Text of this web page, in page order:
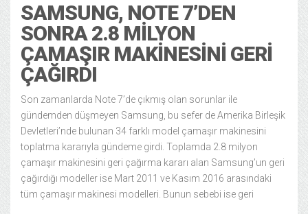
SAMSUNG, NOTE 7’DEN
SONRA 2.8 MILYON
ÇAMAŞIR MAKINESINI GERI
ÇAĞIRDI
Son zamanlarda Note 7’de çıkmış olan sorunlar ile
gündemden düşmeyen Samsung, bu sefer de Amerika Birleşik
Devletleri’nde bulunan 34 farklı model çamaşır makinesini
toplatma kararıyla gündeme girdi. Toplamda 2.8 milyon
çamaşır makinesini geri çağırma kararı alan Samsung’un geri
çağırdığı modeller ise Mart 2011 ve Kasım 2016 arasındaki
tüm çamaşır makinesi modelleri. Bunun sebebi ise geri